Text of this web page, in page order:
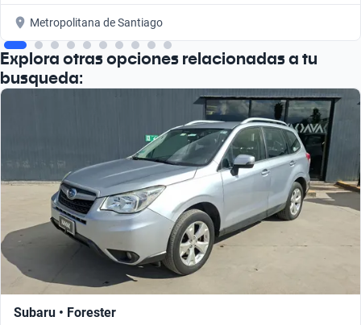
Metropolitana de Santiago
Explora otras opciones relacionadas a tu
busqueda:
Subaru • Forester